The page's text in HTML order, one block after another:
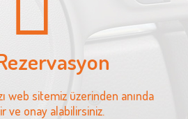
web sitemiz üzerinden anında
ve onay alabilirsiniz.